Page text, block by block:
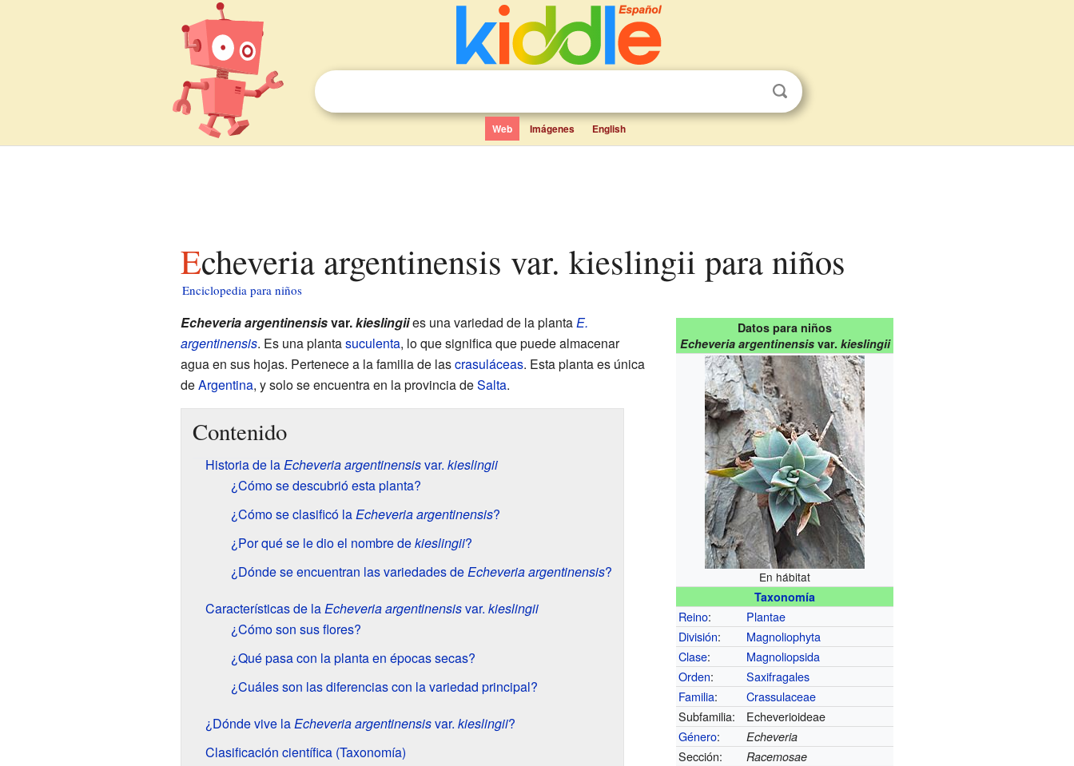
Web Imágenes English
Echeveria argentinensis var. kieslingii para niños
Enciclopedia para niños
Datos para niños
Echeveria argentinensisvar. kieslingii
En hábitat
Taxonomía
Reino:
Plantae
División:
Magnoliophyta
Clase:
Magnoliopsida
Orden:
Saxifragales
Familia:
Crassulaceae
Subfamilia:
Echeverioideae
Género: Echeveria
Sección: Racemosae
Echeveria argentinensisvar.kieslingiies una variedad de la plantaE.
argentinensis. Es una plantasuculenta, lo que significa que puede almacenar
agua en sus hojas. Pertenece a la familia de lascrasuláceas. Esta planta es única
deArgentina, y solo se encuentra en la provincia deSalta.
Contenido
Historia de laEcheveria argentinensisvar. kieslingii
¿Cómo se descubrió esta planta?
¿Cómo se clasificó laEcheveria argentinensis?
¿Por qué se le dio el nombre dekieslingii?
¿Dónde se encuentran las variedades deEcheveria argentinensis?
Características de laEcheveria argentinensisvar. kieslingii
¿Cómo son sus flores?
¿Qué pasa con la planta en épocas secas?
¿Cuáles son las diferencias con la variedad principal?
¿Dónde vive laEcheveria argentinensisvar. kieslingii?
Clasificación científica (Taxonomía)